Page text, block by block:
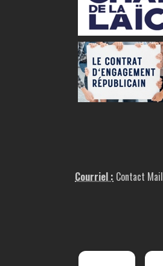
Courriel : Contact Mail